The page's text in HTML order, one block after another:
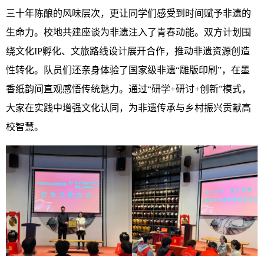
三十年陈酿的风味层次，更让同学们感受到时间赋予非遗的
生命力。校地共建座谈为非遗注入了青春动能。双方计划围
绕文化IP孵化、文旅路线设计展开合作，推动非遗资源创造
性转化。队员们还亲身体验了国家级非遗“雕版印刷”，在墨
香纸韵间直观感悟传统魅力。通过“研学+研讨+创新”模式，
大家在实践中增强文化认同，为非遗传承与乡村振兴贡献高
校智慧。